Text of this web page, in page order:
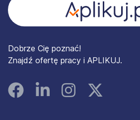
Dobrze Cię poznać!
Znajdź ofertę pracy i APLIKUJ.
FacebookLinked InInstagramInstagram